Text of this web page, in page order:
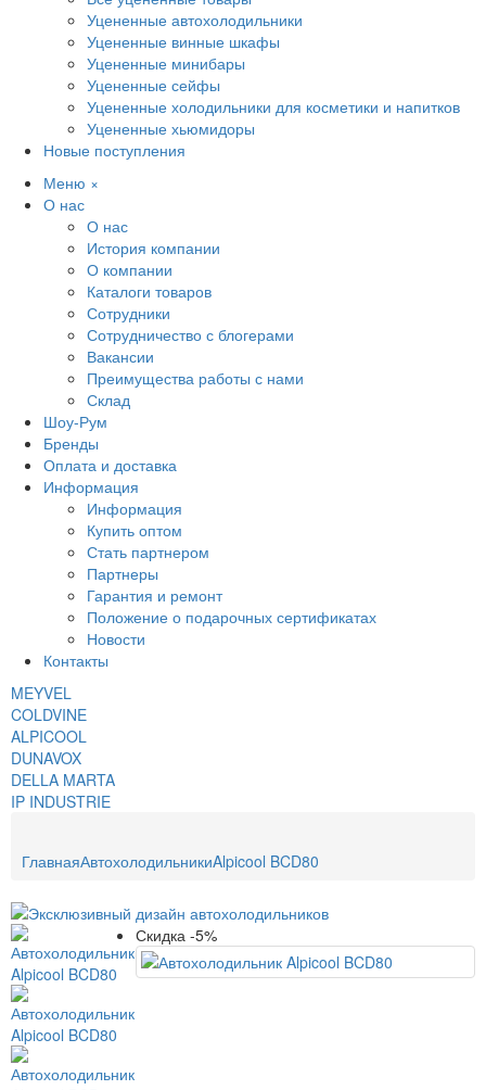
Уцененные автохолодильники
Уцененные винные шкафы
Уцененные минибары
Уцененные сейфы
Уцененные холодильники для косметики и напитков
Уцененные хьюмидоры
Новые поступления
Меню ×
О нас
О нас
История компании
О компании
Каталоги товаров
Сотрудники
Сотрудничество с блогерами
Вакансии
Преимущества работы с нами
Склад
Шоу-Рум
Бренды
Оплата и доставка
Информация
Информация
Купить оптом
Стать партнером
Партнеры
Гарантия и ремонт
Положение о подарочных сертификатах
Новости
Контакты
MEYVEL
COLDVINE
ALPICOOL
DUNAVOX
DELLA MARTA
IP INDUSTRIE
ГлавнаяАвтохолодильникиAlpicool BCD80
Скидка -5%